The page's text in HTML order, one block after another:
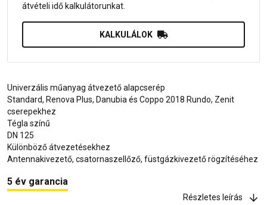
átvételi idő kalkulátorunkat.
KALKULÁLOK
Univerzális műanyag átvezető alapcserép
Standard, Renova Plus, Danubia és Coppo 2018 Rundo, Zenit
cserepekhez
Tégla színű
DN 125
Különböző átvezetésekhez
Antennakivezető, csatornaszellőző, füstgázkivezető rögzítéséhez
5 év garancia
Részletes leírás